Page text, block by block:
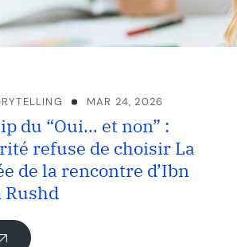
MAR 24, 2026
du “Oui… et non” :
refuse de choisir La
de la rencontre d’Ibn